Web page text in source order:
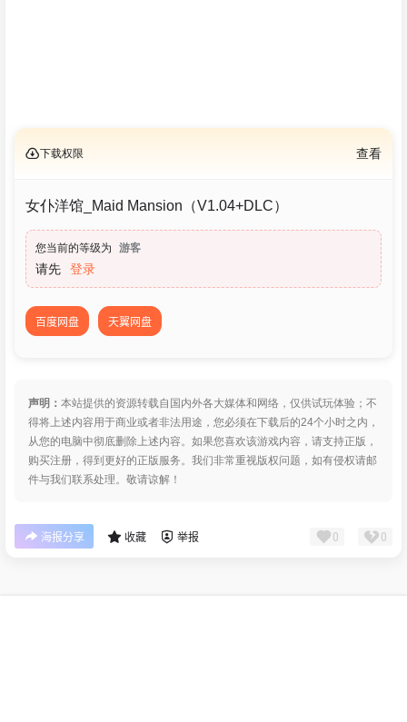
下载权限 查看
女仆洋馆_Maid Mansion（V1.04+DLC）
您当前的等级为 游客
请先 登录
百度网盘 天翼网盘
声明： 本站提供的资源转载自国内外各大媒体和网络，仅供试玩体验；不
得将上述内容用于商业或者非法用途，您必须在下载后的24个小时之内，
从您的电脑中彻底删除上述内容。如果您喜欢该游戏内容，请支持正版，
购买注册，得到更好的正版服务。我们非常重视版权问题，如有侵权请邮
件与我们联系处理。敬请谅解！
海报分享 收藏 举报 0 0